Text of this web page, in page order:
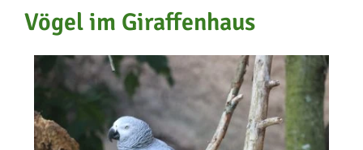
Vögel im Giraffenhaus